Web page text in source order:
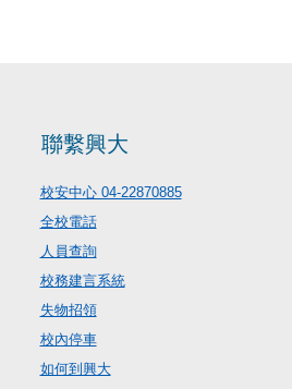
聯繫興大
校安中心 04-22870885
全校電話
人員查詢
校務建言系統
失物招領
校內停車
如何到興大